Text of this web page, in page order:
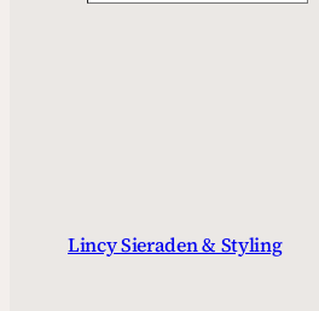
Lincy Sieraden & Styling